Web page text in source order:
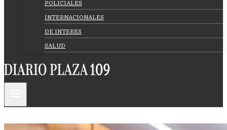
POLICIALES
INTERNACIONALES
DE INTERES
SALUD